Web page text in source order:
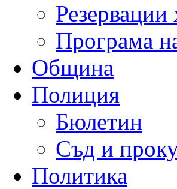
Резервации
Програма
Община
Полиция
Бюлетин
Съд и
Политика